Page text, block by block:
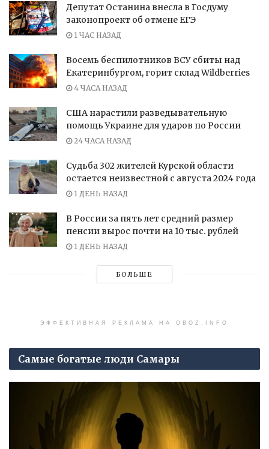
Депутат Останина внесла в Госдуму
законопроект об отмене ЕГЭ
1 ЧАС НАЗАД
Восемь беспилотников ВСУ сбиты над
Екатеринбургом, горит склад Wildberries
4 ЧАСА НАЗАД
США нарастили разведывательную
помощь Украине для ударов по России
24 ЧАСА НАЗАД
Судьба 302 жителей Курской области
остается неизвестной с августа 2024 года
1 ДЕНЬ НАЗАД
В России за пять лет средний размер
пенсии вырос почти на 10 тыс. рублей
1 ДЕНЬ НАЗАД
БОЛЬШЕ
ЭФФЕКТИВНАЯ РЕКЛАМА НА OBOZ.INFO
Самые богатые люди Самары